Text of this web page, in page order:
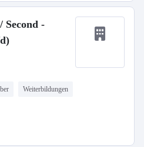
Second -
Weiterbildungen